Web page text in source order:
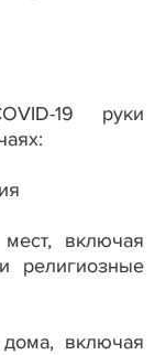
19 руки
включая
религиозные
включая